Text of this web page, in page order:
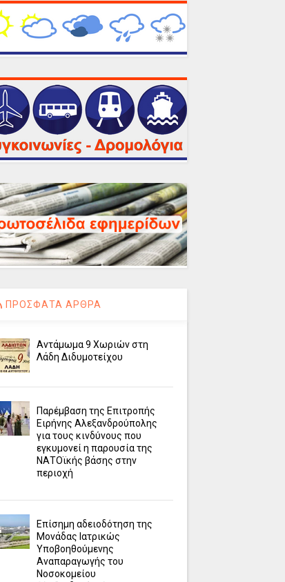
ΠΡΟΣΦΑΤΑ ΑΡΘΡΑ
Αντάμωμα 9 Χωριών στη
Λάδη Διδυμοτείχου
Παρέμβαση της Επιτροπής
Ειρήνης Αλεξανδρούπολης
για τους κινδύνους που
εγκυμονεί η παρουσία της
ΝΑΤΟϊκής βάσης στην
περιοχή
Επίσημη αδειοδότηση της
Μονάδας Ιατρικώς
Υποβοηθούμενης
Αναπαραγωγής του
Νοσοκομείου